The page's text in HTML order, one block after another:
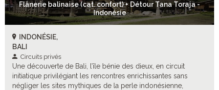
Flânerie balinaise (cat. confort) + Détour Tana Toraja -
Indonésie
INDONÉSIE,
BALI
Circuits privés
Une découverte de Bali, l’île bénie des dieux, en circuit
initiatique privilégiant les rencontres enrichissantes sans
négliger les sites mythiques de la perle indonésienne,